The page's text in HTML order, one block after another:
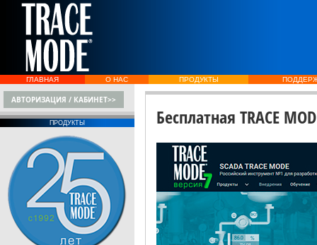
ГЛАВНАЯ О НАС ПРОДУКТЫ
АВТОРИЗАЦИЯ / КАБИНЕТ>>
ПРОДУКТЫ Бесплатная TRACE